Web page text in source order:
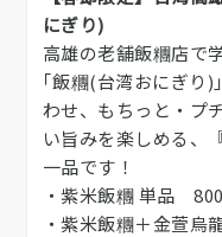
にぎり)
高雄の老舗飯糰店で
｢飯糰(台湾おにぎり
わせ、もちっと・プ
い旨みを楽しめる、
一品です！
・紫米飯糰 単品
・紫米飯糰＋金萱烏